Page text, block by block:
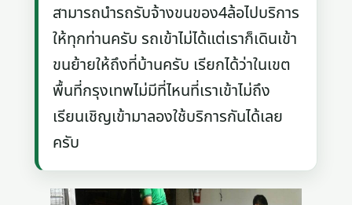
สามารถนำรถรับจ้างขนของ4ล้อไปบริการ
ให้ทุกท่านครับ รถเข้าไม่ได้แต่เราก็เดินเข้า
ขนย้ายให้ถึงที่บ้านครับ เรียกได้ว่าในเขต
พื้นที่กรุงเทพไม่มีที่ไหนที่เราเข้าไม่ถึง
เรียนเชิญเข้ามาลองใช้บริการกันได้เลย
ครับ